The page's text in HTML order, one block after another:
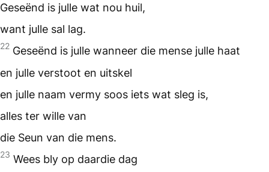
Geseënd is julle wat nou huil,
want julle sal lag.
22 Geseënd is julle wanneer die mense julle haat
en julle verstoot en uitskel
en julle naam vermy soos iets wat sleg is,
alles ter wille van
die Seun van die mens.
23 Wees bly op daardie dag